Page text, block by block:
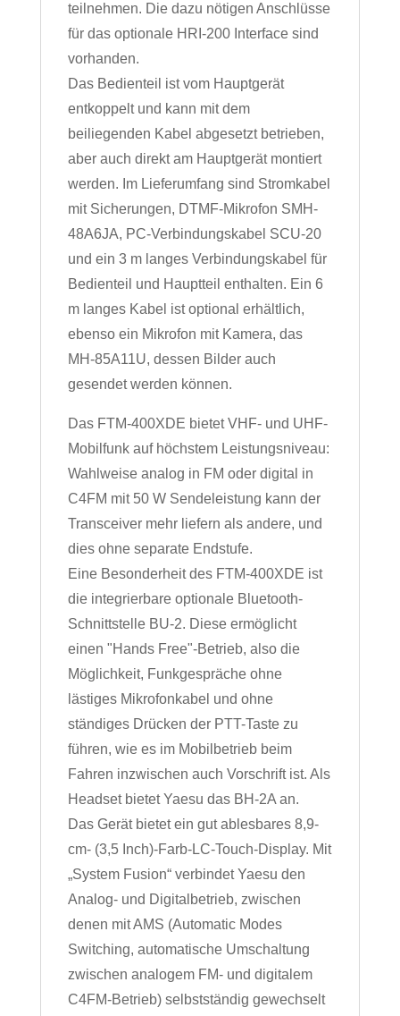
teilnehmen. Die dazu nötigen Anschlüsse
für das optionale HRI-200 Interface sind
vorhanden.
Das Bedienteil ist vom Hauptgerät
entkoppelt und kann mit dem
beiliegenden Kabel abgesetzt betrieben,
aber auch direkt am Hauptgerät montiert
werden. Im Lieferumfang sind Stromkabel
mit Sicherungen, DTMF-Mikrofon SMH-
48A6JA, PC-Verbindungskabel SCU-20
und ein 3 m langes Verbindungskabel für
Bedienteil und Hauptteil enthalten. Ein 6
m langes Kabel ist optional erhältlich,
ebenso ein Mikrofon mit Kamera, das
MH-85A11U, dessen Bilder auch
gesendet werden können.
Das FTM-400XDE bietet VHF- und UHF-
Mobilfunk auf höchstem Leistungsniveau:
Wahlweise analog in FM oder digital in
C4FM mit 50 W Sendeleistung kann der
Transceiver mehr liefern als andere, und
dies ohne separate Endstufe.
Eine Besonderheit des FTM-400XDE ist
die integrierbare optionale Bluetooth-
Schnittstelle BU-2. Diese ermöglicht
einen "Hands Free"-Betrieb, also die
Möglichkeit, Funkgespräche ohne
lästiges Mikrofonkabel und ohne
ständiges Drücken der PTT-Taste zu
führen, wie es im Mobilbetrieb beim
Fahren inzwischen auch Vorschrift ist. Als
Headset bietet Yaesu das BH-2A an.
Das Gerät bietet ein gut ablesbares 8,9-
cm- (3,5 Inch)-Farb-LC-Touch-Display. Mit
„System Fusion“ verbindet Yaesu den
Analog- und Digitalbetrieb, zwischen
denen mit AMS (Automatic Modes
Switching, automatische Umschaltung
zwischen analogem FM- und digitalem
C4FM-Betrieb) selbstständig gewechselt